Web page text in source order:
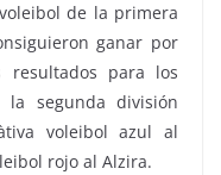
de la primera
ganar por
resultados para los
segunda división
voleibol azul al
rojo al Alzira.